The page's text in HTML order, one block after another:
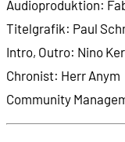
Audioproduktion:
Titelgrafik: Paul
Intro, Outro: Nino
Chronist: Herr Anym
Community